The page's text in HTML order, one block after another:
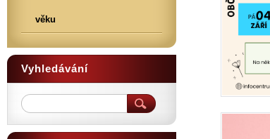
věku
Vyhledávání